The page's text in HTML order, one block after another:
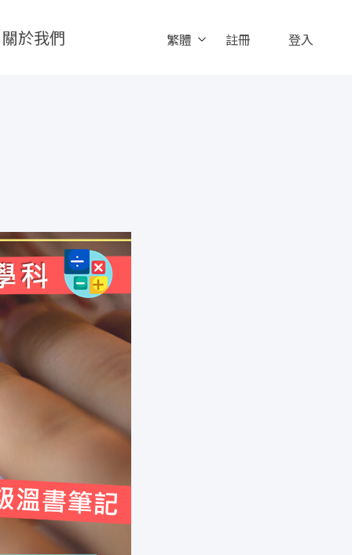
關於我們 繁體 註冊 登入